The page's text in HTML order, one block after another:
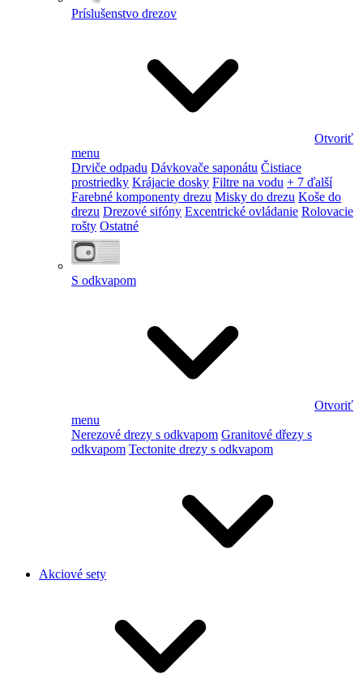
Príslušenstvo drezov
Otvoriť
menu
Drviče odpadu Dávkovače saponátu Čistiace
prostriedky Krájacie dosky Filtre na vodu + 7 ďalší
Farebné komponenty drezu Misky do drezu Koše do
drezu Drezové sifóny Excentrické ovládanie Rolovacie
rošty Ostatné
S odkvapom
Otvoriť
menu
Nerezové drezy s odkvapom Granitové dřezy s
odkvapom Tectonite drezy s odkvapom
Akciové sety